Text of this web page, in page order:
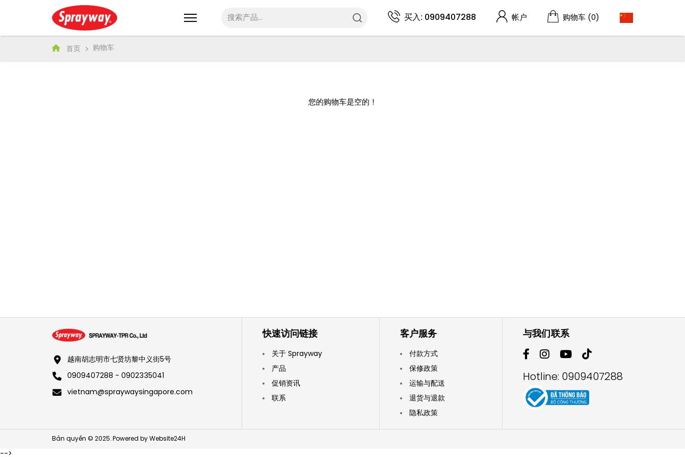
买入: 0909407288 帐户 购物车 (0)
首页 购物车
您的购物车是空的！
越南胡志明市七贤坊黎中义街5号
0909407288 - 0902335041
vietnam@spraywaysingapore.com
快速访问链接
关于 Sprayway
产品
促销资讯
联系
客户服务
付款方式
保修政策
运输与配送
退货与退款
隐私政策
与我们联系
Hotline: 0909407288
Bản quyền © 2025. Powered by Website24H
-->